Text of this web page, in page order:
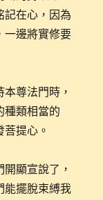
記在心，因為
一邊將實修要
尊法門時，
種類相當的
提心。
顯宣說了，
能擺脫束縛我